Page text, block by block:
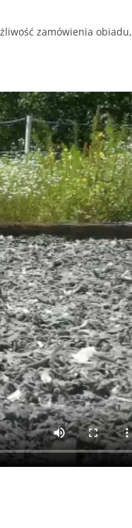
zamówienia obiadu,